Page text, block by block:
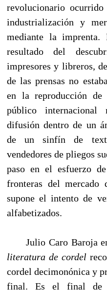
revolucionario
industrialización y
mediante la
resultado del
impresores y libreros,
de las prensas no
en la reproducción de
público
difusión dentro de un
de un sinfín de
vendedores de pliegos
paso en el esfuerzo
fronteras del mercado
supone el intento de
alfabetizados.
Julio Caro Baroja
literatura de cordel
cordel decimonónica y
final. Es el final de